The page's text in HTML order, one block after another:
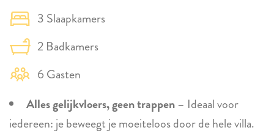
3 Slaapkamers
2 Badkamers
6 Gasten
Alles gelijkvloers, geen trappen – Ideaal voor
iedereen: je beweegt je moeiteloos door de hele villa.